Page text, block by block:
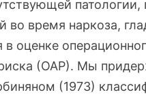
время наркоза,
оценке
риска (ОАР). Мы
(1973)